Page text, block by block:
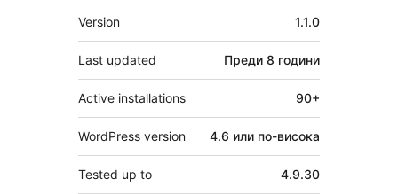
Мета
Version 1.1.0
Last updated Преди 8 години
Active installations 90+
WordPress version 4.6 или по-висока
Tested up to 4.9.30